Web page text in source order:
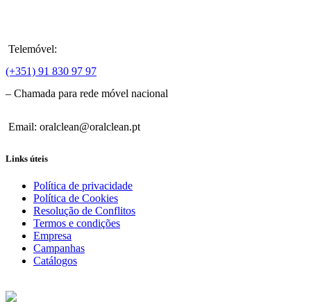
Telemóvel:
(+351) 91 830 97 97
– Chamada para rede móvel nacional
Email: oralclean@oralclean.pt
Links úteis
Política de privacidade
Política de Cookies
Resolução de Conflitos
Termos e condições
Empresa
Campanhas
Catálogos